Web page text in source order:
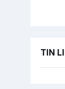
TIN